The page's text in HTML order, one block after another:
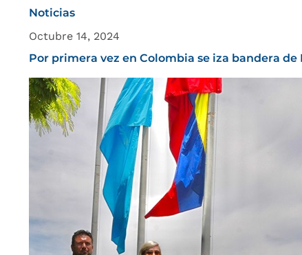
Noticias
Octubre 14, 2024
Por primera vez en Colombia se iza bandera de